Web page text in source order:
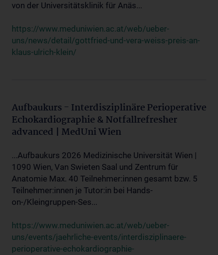
von der Universitätsklinik für Anäs...
https://www.meduniwien.ac.at/web/ueber-
uns/news/detail/gottfried-und-vera-weiss-preis-an-
klaus-ulrich-klein/
Aufbaukurs - Interdisziplinäre Perioperative
Echokardiographie & Notfallrefresher
advanced | MedUni Wien
...Aufbaukurs 2026 Medizinische Universität Wien |
1090 Wien, Van Swieten Saal und Zentrum für
Anatomie Max. 40 Teilnehmer:innen gesamt bzw. 5
Teilnehmer:innen je Tutor:in bei Hands-
on-/Kleingruppen-Ses...
https://www.meduniwien.ac.at/web/ueber-
uns/events/jaehrliche-events/interdisziplinaere-
perioperative-echokardiographie-